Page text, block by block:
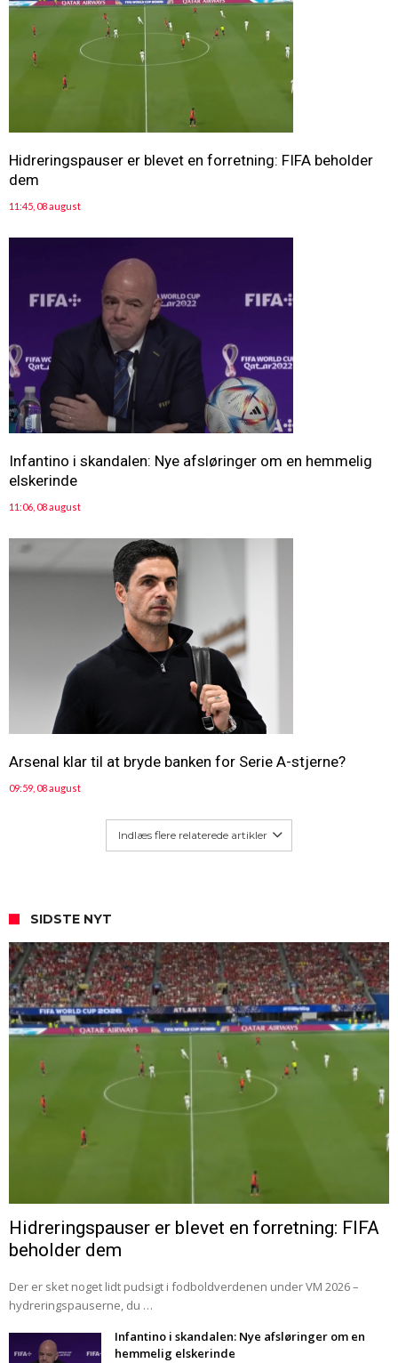
Hidreringspauser er blevet en forretning: FIFA beholder
dem
11:45, 08 august
Infantino i skandalen: Nye afsløringer om en hemmelig
elskerinde
11:06, 08 august
Arsenal klar til at bryde banken for Serie A-stjerne?
09:59, 08 august
Indlæs flere relaterede artikler
SIDSTE NYT
Hidreringspauser er blevet en forretning: FIFA
beholder dem
Der er sket noget lidt pudsigt i fodboldverdenen under VM 2026 –
hydreringspauserne, du …
Infantino i skandalen: Nye afsløringer om en
hemmelig elskerinde